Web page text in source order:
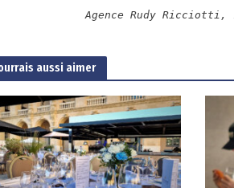
Agence Rudy
aussi aimer